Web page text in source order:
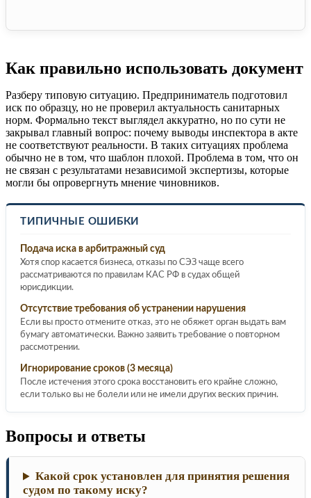
Как правильно использовать документ
Разберу типовую ситуацию. Предприниматель подготовил
иск по образцу, но не проверил актуальность санитарных
норм. Формально текст выглядел аккуратно, но по сути не
закрывал главный вопрос: почему выводы инспектора в акте
не соответствуют реальности. В таких ситуациях проблема
обычно не в том, что шаблон плохой. Проблема в том, что он
не связан с результатами независимой экспертизы, которые
могли бы опровергнуть мнение чиновников.
ТИПИЧНЫЕ ОШИБКИ
Подача иска в арбитражный суд
Хотя спор касается бизнеса, отказы по СЭЗ чаще всего
рассматриваются по правилам КАС РФ в судах общей
юрисдикции.
Отсутствие требования об устранении нарушения
Если вы просто отмените отказ, это не обяжет орган выдать вам
бумагу автоматически. Важно заявить требование о повторном
рассмотрении.
Игнорирование сроков (3 месяца)
После истечения этого срока восстановить его крайне сложно,
если только вы не болели или не имели других веских причин.
Вопросы и ответы
Какой срок установлен для принятия решения
судом по такому иску?